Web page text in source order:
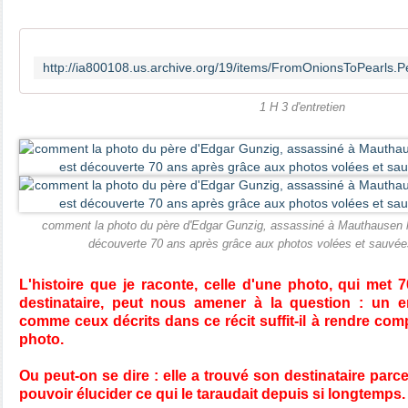
1 H 3 d'entretien
comment la photo du père d'Edgar Gunzig, assassiné à
découverte 70 ans après grâce aux photos volées et
L'histoire que je raconte, celle d'une photo, qui met
destinataire, peut nous amener à la question : un
comme ceux décrits dans ce récit suffit-il à rendre
photo.
Ou peut-on se dire : elle a trouvé son destinataire
pouvoir élucider ce qui le taraudait depuis si longtemps.